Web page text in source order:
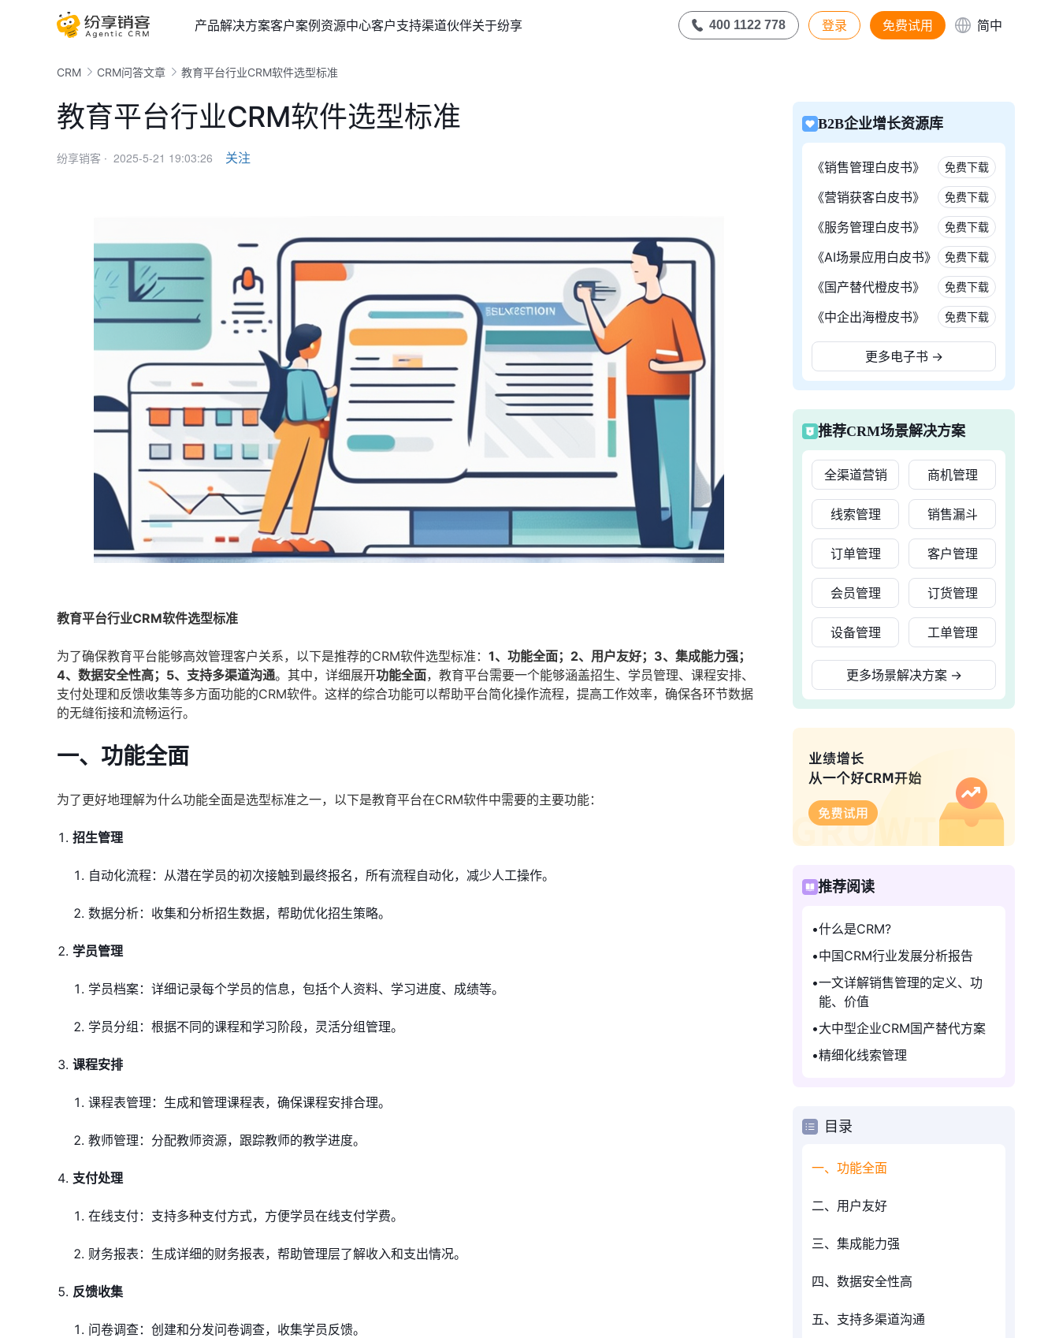
产品解决方案客户案例资源中心客户支持渠道伙伴关于纷享 400 1122 778 登录 免费试用 简中
CRM CRM问答文章 教育平台行业CRM软件选型标准
教育平台行业CRM软件选型标准
纷享销客 · 2025-5-21 19:03:26 关注
教育平台行业CRM软件选型标准
为了确保教育平台能够高效管理客户关系，以下是推荐的CRM软件选型标准： 1、功能全面；2、用户友好；3、集成能力强；
4、数据安全性高；5、支持多渠道沟通。其中，详细展开功能全面，教育平台需要一个能够涵盖招生、学员管理、课程安排、
支付处理和反馈收集等多方面功能的CRM软件。这样的综合功能可以帮助平台简化操作流程，提高工作效率，确保各环节数据
的无缝衔接和流畅运行。
一、功能全面
为了更好地理解为什么功能全面是选型标准之一，以下是教育平台在CRM软件中需要的主要功能：
招生管理
自动化流程：从潜在学员的初次接触到最终报名，所有流程自动化，减少人工操作。
数据分析：收集和分析招生数据，帮助优化招生策略。
学员管理
学员档案：详细记录每个学员的信息，包括个人资料、学习进度、成绩等。
学员分组：根据不同的课程和学习阶段，灵活分组管理。
课程安排
课程表管理：生成和管理课程表，确保课程安排合理。
教师管理：分配教师资源，跟踪教师的教学进度。
支付处理
在线支付：支持多种支付方式，方便学员在线支付学费。
财务报表：生成详细的财务报表，帮助管理层了解收入和支出情况。
反馈收集
问卷调查：创建和分发问卷调查，收集学员反馈。
B2B企业增长资源库
《销售管理白皮书》 免费下载
《营销获客白皮书》 免费下载
《服务管理白皮书》 免费下载
《AI场景应用白皮书》 免费下载
《国产替代橙皮书》 免费下载
《中企出海橙皮书》 免费下载
更多电子书 →
推荐CRM场景解决方案
全渠道营销 商机管理
线索管理 销售漏斗
订单管理 客户管理
会员管理 订货管理
设备管理 工单管理
更多场景解决方案 →
推荐阅读
什么是CRM?
中国CRM行业发展分析报告
一文详解销售管理的定义、功
能、价值
大中型企业CRM国产替代方案
精细化线索管理
目录
一、功能全面
二、用户友好
三、集成能力强
四、数据安全性高
五、支持多渠道沟通